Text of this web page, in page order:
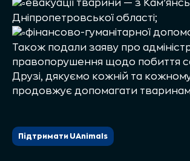
евакуації тварини — з
Дніпропетровської області;
фінансово-гуманітарної
Також подали заяву про
правопорушення щодо побиття
Друзі, дякуємо кожній та
продовжує допомагати тваринам
Підтримати UAnimals